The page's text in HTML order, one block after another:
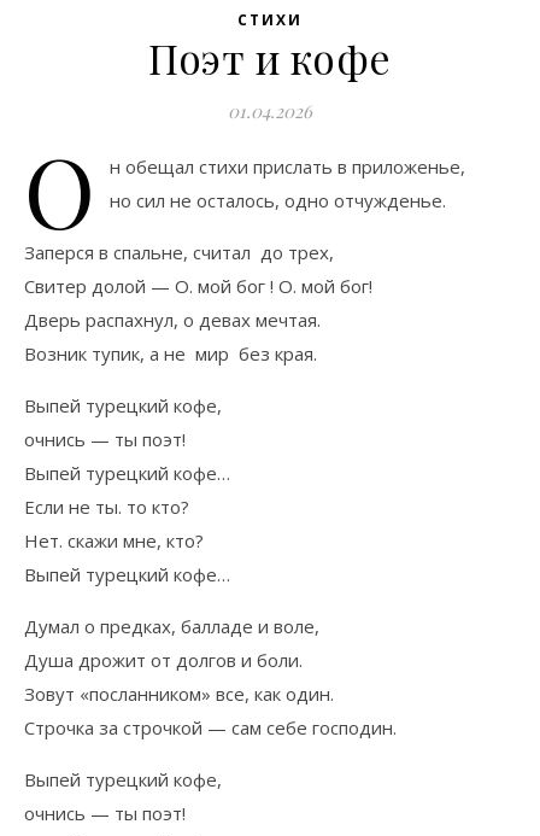
СТИХИ
Поэт и кофе
01.04.2026
О
н обещал стихи прислать в приложенье,
но сил не осталось, одно отчужденье.
Заперся в спальне, считал до трех,
Свитер долой — О. мой бог ! О. мой бог!
Дверь распахнул, о девах мечтая.
Возник тупик, а не мир без края.
Выпей турецкий кофе,
очнись — ты поэт!
Выпей турецкий кофе…
Если не ты. то кто?
Нет. скажи мне, кто?
Выпей турецкий кофе…
Думал о предках, балладе и воле,
Душа дрожит от долгов и боли.
Зовут «посланником» все, как один.
Строчка за строчкой — сам себе господин.
Выпей турецкий кофе,
очнись — ты поэт!